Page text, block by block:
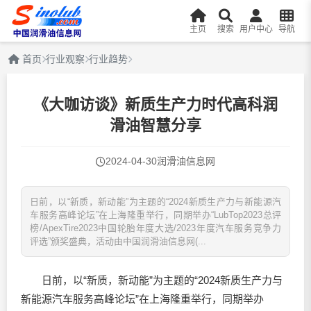
主页 搜索 用户中心 导航
首页 行业观察 行业趋势
《大咖访谈》新质生产力时代高科润
滑油智慧分享
2024-04-30润滑油信息网
日前，以“新质，新动能”为主题的“2024新质生产力与新能源汽
车服务高峰论坛”在上海隆重举行，同期举办“LubTop2023总评
榜/ApexTire2023中国轮胎年度大选/2023年度汽车服务竞争力
评选”颁奖盛典，活动由中国润滑油信息网(...
日前，以“新质，新动能”为主题的“2024新质生产力与
新能源汽车服务高峰论坛”在上海隆重举行，同期举办